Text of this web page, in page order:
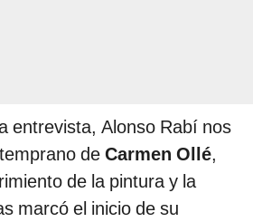
entrevista, Alonso Rabí nos
de Carmen Ollé,
de la pintura y la
marcó el inicio de su